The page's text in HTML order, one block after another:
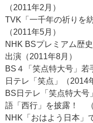
（2011年2月）
TVK「一千年の祈りを
（2011年5月）
NHK BSプレミアム歴
出演（2011年8月）
BS４「笑点特大号」若
日テレ「笑点」（2014
BS日テレ「笑点特大号
語「西行」を披露！ （
NHK 「おはよう日本